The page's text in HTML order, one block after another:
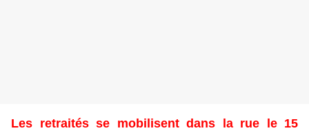
Les retraités se mobilisent dans la rue le 15